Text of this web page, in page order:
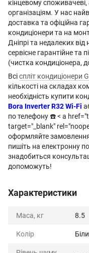
кінцевому
організаціям. У нас
доставка та офіційна
кондиціонери та на
Дніпрі та недалеких
сервісне гарантійне та
(чистка кондиціонера,
Всіспліт кондиціонери
кількості на складах
необхідність купити
Bora Inverter R32 Wi-Fi
по телефону ☎️ < a
target="_blank"
оформляйте
пишіть на електронну
знадобиться
допоможуть!
Характеристики
Маса, кг 8.5
Колір